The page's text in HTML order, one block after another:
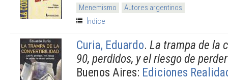
Menemismo
Autores argentinos
Índice
Curia, Eduardo. La trampa de la
90, perdidos, y el riesgo de
Buenos Aires: Ediciones